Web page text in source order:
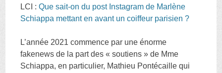
LCI :Que sait-on du post Instagram de Marlène
Schiappa mettant en avant un coiffeur parisien ?
L’année 2021 commence par une énorme
fakenews de la part des « soutiens » de Mme
Schiappa, en particulier, Mathieu Pontécaille qui